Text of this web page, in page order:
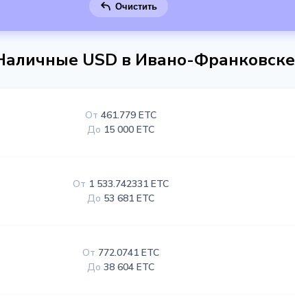
Очистить
USD в Ивано-Франковске
От 461.779 ETC
До 15 000 ETC
От 1 533.742331 ETC
До 53 681 ETC
От 772.0741 ETC
До 38 604 ETC